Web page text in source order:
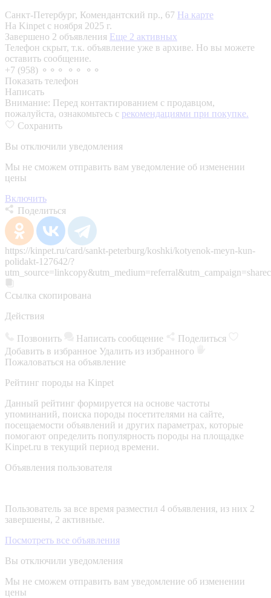
Санкт-Петербург, Комендантский пр., 67 На карте
На Kinpet c ноября 2025 г.
Завершено 2 объявления Еще 2 активных
Телефон скрыт, т.к. объявление уже в архиве. Но вы можете
оставить сообщение.
+7 (958) ⚬⚬⚬ ⚬⚬ ⚬⚬
Показать телефон
Написать
Внимание: Перед контактированием с продавцом,
пожалуйста, ознакомьтесь с рекомендациями при покупке.
Сохранить
Вы отключили уведомления
Мы не сможем отправить вам уведомление об изменении
цены
Включить
Поделиться
https://kinpet.ru/card/sankt-peterburg/koshki/kotyenok-meyn-kun-
polidakt-127642/?
Ссылка скопирована
Действия
Позвонить Написать сообщение
Поделиться
Добавить в избранное Удалить из избранного
Пожаловаться на объявление
Рейтинг породы на Kinpet
Данный рейтинг формируется на основе частоты
упоминаний, поиска породы посетителями на сайте,
посещаемости объявлений и других параметрах, которые
помогают определить популярность породы на площадке
Kinpet.ru в текущий период времени.
Объявления пользователя
Пользователь за все время разместил 4 объявления, из них 2
завершены, 2 активные.
Посмотреть все объявления
Вы отключили уведомления
Мы не сможем отправить вам уведомление об изменении
цены